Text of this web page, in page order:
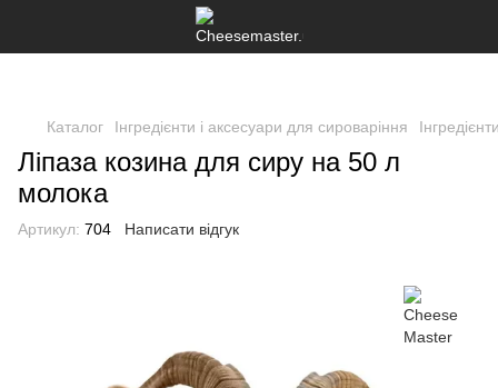
Каталог Інгредієнти і аксесуари для сироваріння
Ліпаза козина для сиру на 50 л
молока
Артикул: 704 Написати відгук